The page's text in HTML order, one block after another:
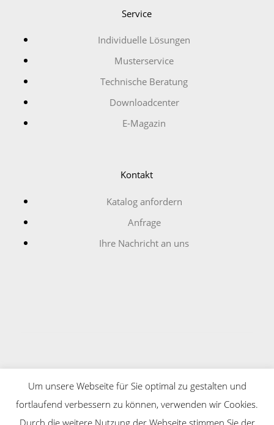
Service
Individuelle Lösungen
Musterservice
Technische Beratung
Downloadcenter
E-Magazin
Kontakt
Katalog anfordern
Anfrage
Ihre Nachricht an uns
2026
Um unsere Webseite für Sie optimal zu gestalten und
fortlaufend verbessern zu können, verwenden wir Cookies.
Durch die weitere Nutzung der Webseite stimmen Sie der